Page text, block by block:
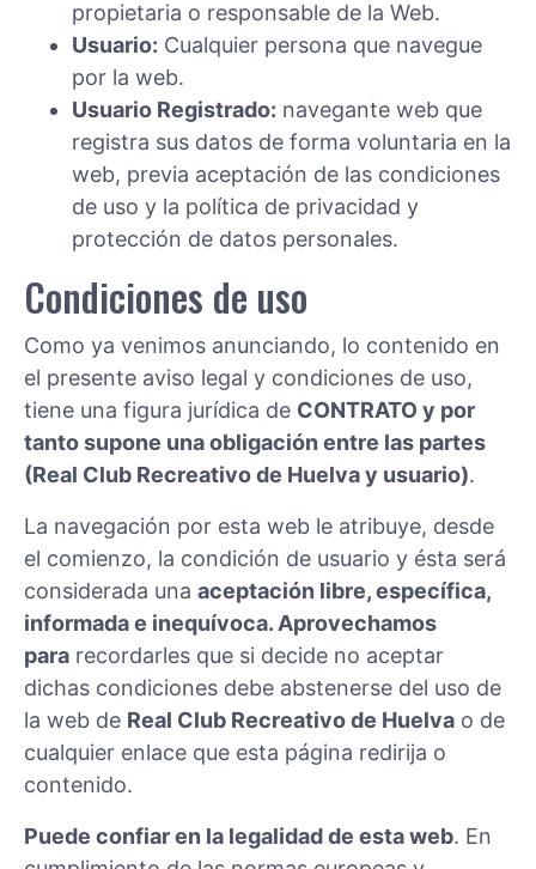
propietaria o responsable de la Web.
Usuario: Cualquier persona que navegue
por la web.
Usuario Registrado: navegante web que
registra sus datos de forma voluntaria en la
web, previa aceptación de las condiciones
de uso y la política de privacidad y
protección de datos personales.
Condiciones de uso
Como ya venimos anunciando, lo contenido en
el presente aviso legal y condiciones de uso,
tiene una figura jurídica de CONTRATO y por
tanto supone una obligación entre las partes
(Real Club Recreativo de Huelva y usuario).
La navegación por esta web le atribuye, desde
el comienzo, la condición de usuario y ésta será
considerada una aceptación libre, específica,
informada e inequívoca. Aprovechamos
para recordarles que si decide no aceptar
dichas condiciones debe abstenerse del uso de
la web de Real Club Recreativo de Huelva o de
cualquier enlace que esta página redirija o
contenido.
Puede confiar en la legalidad de esta web. En